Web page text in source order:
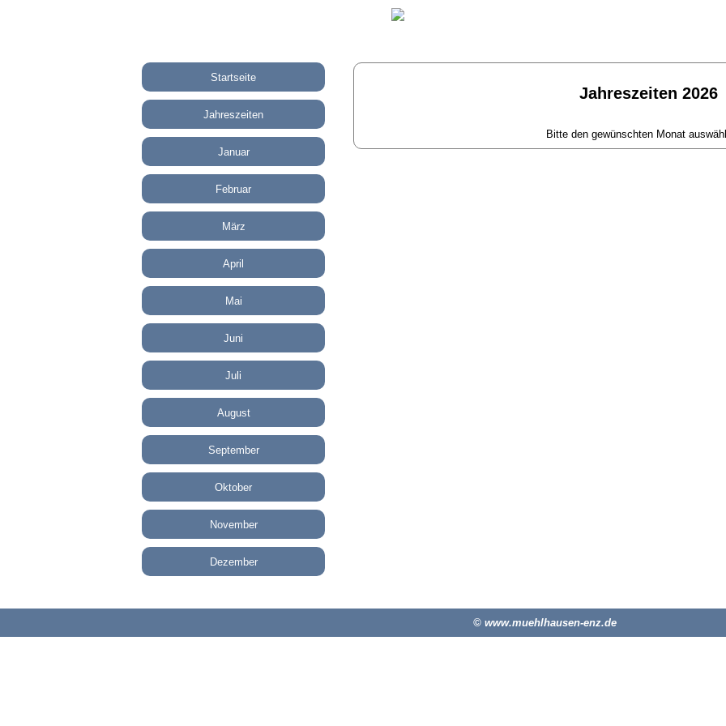
Startseite
Jahreszeiten
Januar
Februar
März
April
Mai
Juni
Juli
August
September
Oktober
November
Dezember
Jahreszeiten 2026
Bitte den gewünschten Monat
© www.muehlhausen-enz.de